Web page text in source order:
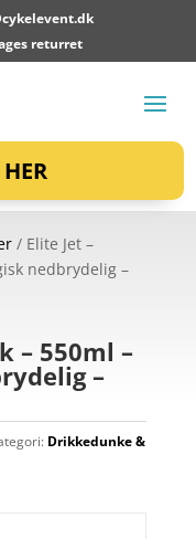
returret
/ Elite Jet –
nedbrydelig –
– 550ml –
–
Drikkedunke &